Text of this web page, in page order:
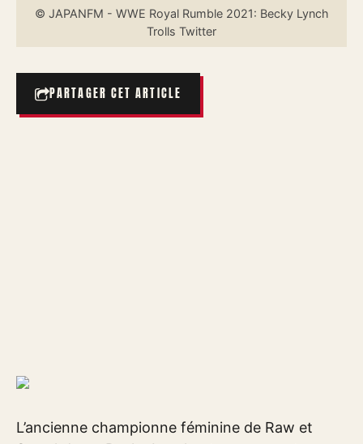
© JAPANFM - WWE Royal Rumble 2021: Becky Lynch
Trolls Twitter
PARTAGER CET ARTICLE
L’ancienne championne féminine de Raw et